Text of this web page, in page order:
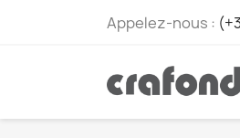
Appelez-nous :